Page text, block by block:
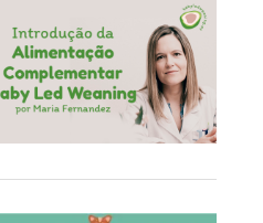
Colorino
COQ6GRUE
Cra-Z-Art
Delphin
Delta Children